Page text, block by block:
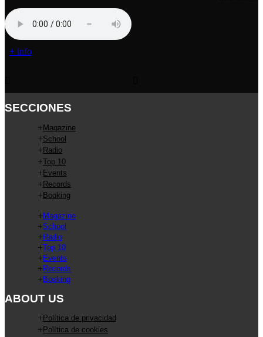
+ info
SECCIONES
Magazine
School
Radio
Top 10
Events
Records
Booking
Magazine
School
Radio
Top 10
Events
Records
Booking
ABOUT US
Política de privacidad
Política de cookies